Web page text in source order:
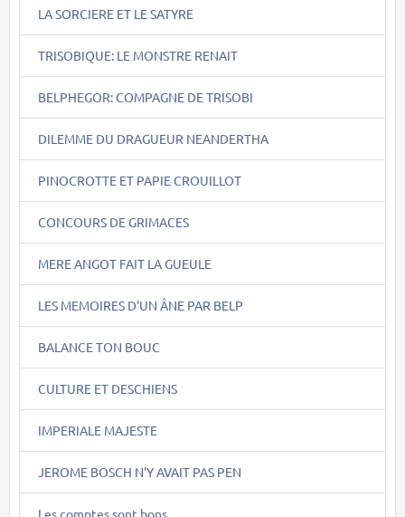
LA SORCIERE ET LE SATYRE
TRISOBIQUE: LE MONSTRE RENAIT
BELPHEGOR: COMPAGNE DE TRISOBI
DILEMME DU DRAGUEUR NEANDERTHA
PINOCROTTE ET PAPIE CROUILLOT
CONCOURS DE GRIMACES
MERE ANGOT FAIT LA GUEULE
LES MEMOIRES D'UN ÂNE PAR BELP
BALANCE TON BOUC
CULTURE ET DESCHIENS
IMPERIALE MAJESTE
JEROME BOSCH N'Y AVAIT PAS PEN
Les comptes sont bons